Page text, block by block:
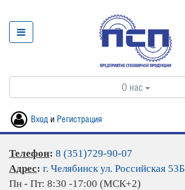
О нас
Вход и Регистрация
Телефон: 8 (351)729-90-07
Адрес: г. Челябинск ул. Российская 53Б
Пн - Пт: 8:30 -17:00 (МСК+2)